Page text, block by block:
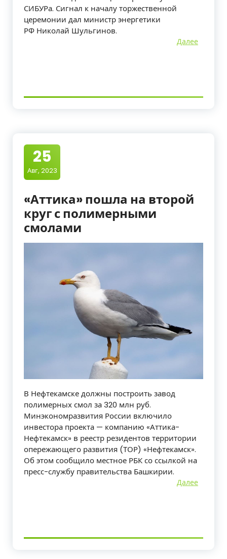
СИБУРа. Сигнал к началу торжественной
церемонии дал министр энергетики
РФ Николай Шульгинов.
Далее
25
Авг, 2023
«Аттика» пошла на второй
круг с полимерными
смолами
В Нефтекамске должны построить завод
полимерных смол за 320 млн руб.
Минэкономразвития России включило
инвестора проекта — компанию «Аттика-
Нефтекамск» в реестр резидентов территории
опережающего развития (ТОР) «Нефтекамск».
Об этом сообщило местное РБК со ссылкой на
пресс-службу правительства Башкирии.
Далее